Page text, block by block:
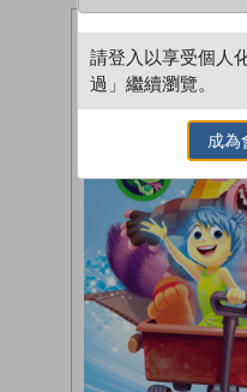
請登入以享受個人
過」繼續瀏覽。
成為